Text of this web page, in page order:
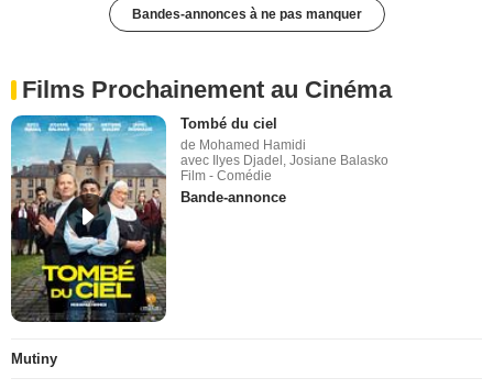
Bandes-annonces à ne pas manquer
Films Prochainement au Cinéma
Tombé du ciel
de Mohamed Hamidi
avec Ilyes Djadel, Josiane Balasko
Film - Comédie
Bande-annonce
Mutiny